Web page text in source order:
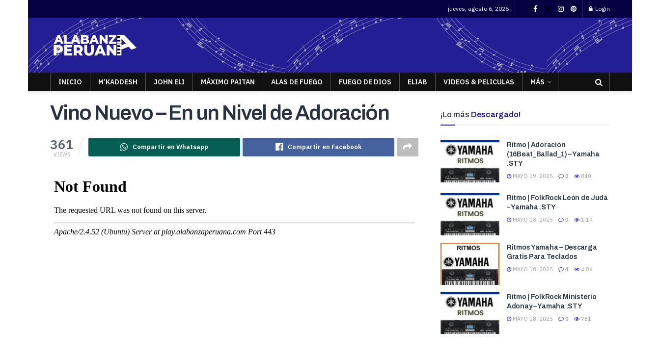
jueves, agosto 6, 2026 Login
INICIO M’KADDESH JOHN ELI MÁXIMO PAITAN ALAS DE FUEGO FUEGO DE DIOS ELIAB VIDEOS & PELICULAS MÁS
Vino Nuevo – En un Nivel de Adoración
361
VIEWS
Compartir en Whatsapp Compartir en Facebook
¡Lo más Descargado!
Ritmo | Adoración
(16Beat_Ballad_1) – Yamaha
.STY
MAYO 19, 2025 0 840
Ritmo | FolkRock León de Judá
– Yamaha .STY
MAYO 18, 2025 0 1.1K
Ritmos Yamaha – Descarga
Gratis Para Teclados
MAYO 18, 2025 4 4.8K
Ritmo | FolkRock Ministerio
Adonay – Yamaha .STY
MAYO 18, 2025 0 781